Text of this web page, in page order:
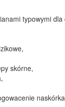
typowymi dla
skórne,